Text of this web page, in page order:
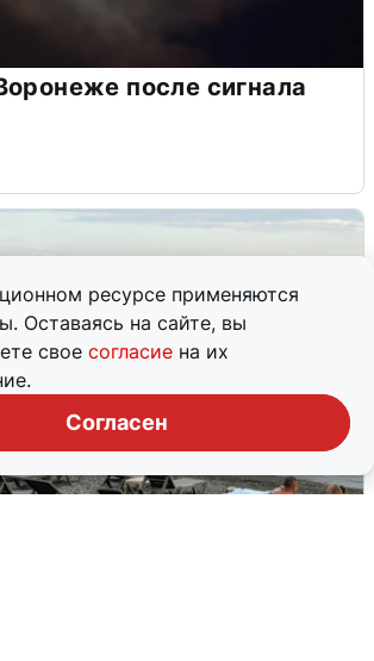
ресурсе применяются
Оставаясь на сайте, вы
свое согласие на их
Согласен
после сигнала